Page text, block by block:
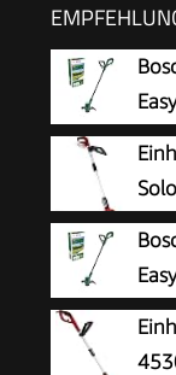
Solo
26 cm, im